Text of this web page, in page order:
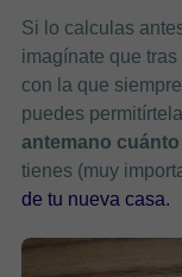
Si lo calculas
imagínate que
con la que
puedes
antemano
tienes (muy
de tu nueva casa.